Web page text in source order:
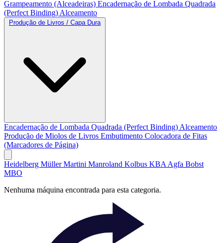
Grampeamento (Alceadeiras) Encadernação de Lombada Quadrada
(Perfect Binding) Alceamento
Produção de Livros / Capa Dura
Encadernação de Lombada Quadrada (Perfect Binding) Alceamento
Produção de Miolos de Livros Embutimento Colocadora de Fitas
(Marcadores de Página)
Heidelberg Müller Martini Manroland Kolbus KBA Agfa Bobst
MBO
Nenhuma máquina encontrada para esta categoria.